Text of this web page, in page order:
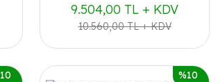
9.504,00 TL + KDV
10.560,00 TL + KDV
%10